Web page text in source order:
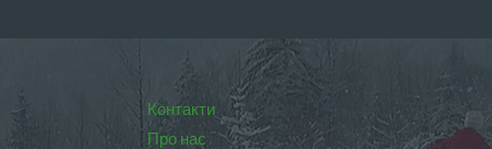
Контакти
Про нас